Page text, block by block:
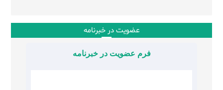
عضویت در خبرنامه
فرم عضویت در خبرنامه